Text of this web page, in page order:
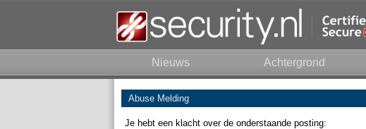
Nieuws Achtergrond
Abuse Melding
Je hebt een klacht over de onderstaande posting: